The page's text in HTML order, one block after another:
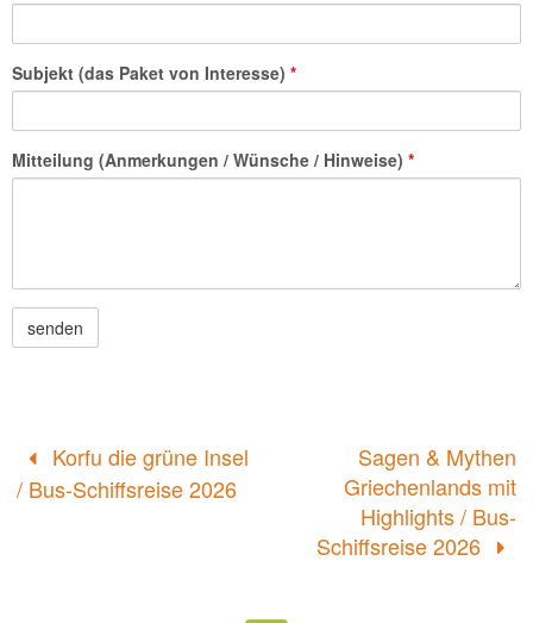
Subjekt (das Paket von Interesse) *
Mitteilung (Anmerkungen / Wünsche / Hinweise) *
Korfu die grüne Insel
/ Bus-Schiffsreise 2026
Sagen & Mythen
Griechenlands mit
Highlights / Bus-
Schiffsreise 2026